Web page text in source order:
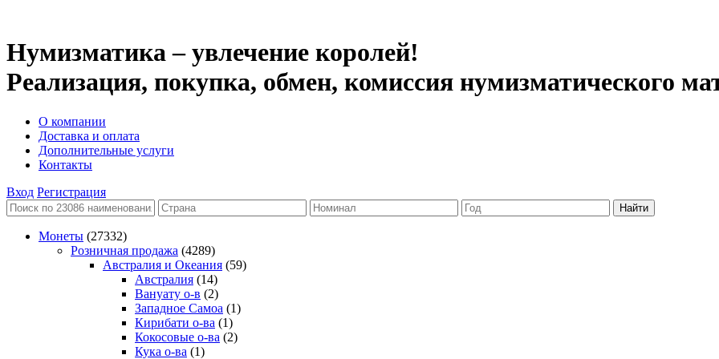
Нумизматика – увлечение королей!
Реализация, покупка, обмен, комиссия нумизматического
О компании
Доставка и оплата
Дополнительные услуги
Контакты
Вход Регистрация
Монеты (27332)
Розничная продажа (4289)
Австралия и Океания (59)
Австралия (14)
Вануату о-в (2)
Западное Самоа (1)
Кирибати о-ва (1)
Кокосовые о-ва (2)
Кука о-ва (1)